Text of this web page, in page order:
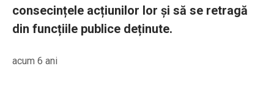
consecințele acțiunilor lor și să se retragă
din funcțiile publice deținute.
acum 6 ani